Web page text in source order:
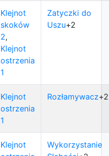
Klejnot
skoków
2,
Klejnot
ostrzenia
1
Zatyczki do
Uszu+2
Klejnot
ostrzenia
1
Rozłamywacz+2
Klejnot
Wykorzystanie